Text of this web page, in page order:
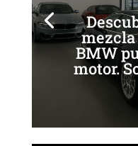
BMW
motor.